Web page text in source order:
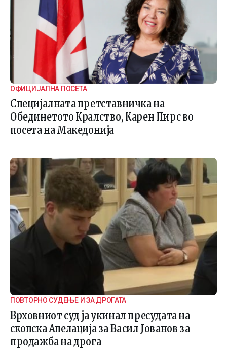
ОФИЦИЈАЛНА ПОСЕТА
Специјалната претставничка на
Обединетото Кралство, Карен Пирс во
посета на Македонија
ПОВТОРНО СУДЕЊЕ И ЗА ДРОГАТА
Врховниот суд ја укинал пресудата на
скопска Апелација за Васил Јованов за
продажба на дрога